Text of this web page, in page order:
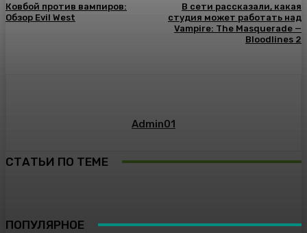
Ковбой против вампиров:
Обзор Evil West
В сети рассказали, какая
студия может работать над
Vampire: The Masquerade —
Bloodlines 2
Admin01
СТАТЬИ ПО ТЕМЕ
ПОПУЛЯРНОЕ